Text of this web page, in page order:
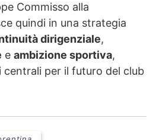
Commisso alla
quindi in una strategia
dirigenziale,
e ambizione sportiva,
centrali per il futuro del club